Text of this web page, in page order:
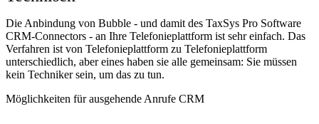
Die Anbindung von Bubble - und damit des TaxSys Pro Software
CRM-Connectors - an Ihre Telefonieplattform ist sehr einfach. Das
Verfahren ist von Telefonieplattform zu Telefonieplattform
unterschiedlich, aber eines haben sie alle gemeinsam: Sie müssen
kein Techniker sein, um das zu tun.
Möglichkeiten für ausgehende Anrufe CRM